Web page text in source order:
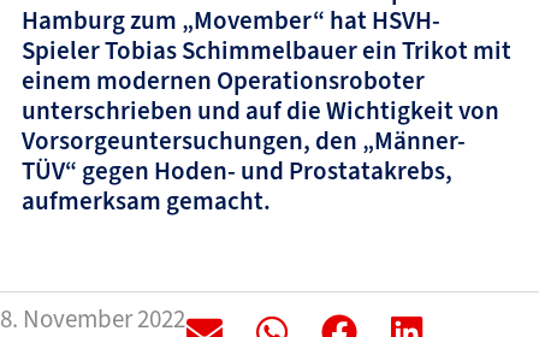
Hamburg zum „Movember“ hat HSVH-
Spieler Tobias Schimmelbauer ein Trikot mit
einem modernen Operationsroboter
unterschrieben und auf die Wichtigkeit von
Vorsorgeuntersuchungen, den „Männer-
TÜV“ gegen Hoden- und Prostatakrebs,
aufmerksam gemacht.
8. November 2022